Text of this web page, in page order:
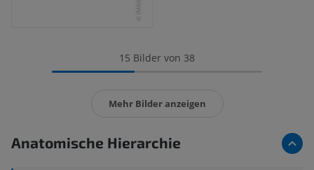
15 Bilder von 38
Mehr Bilder anzeigen
Anatomische Hierarchie